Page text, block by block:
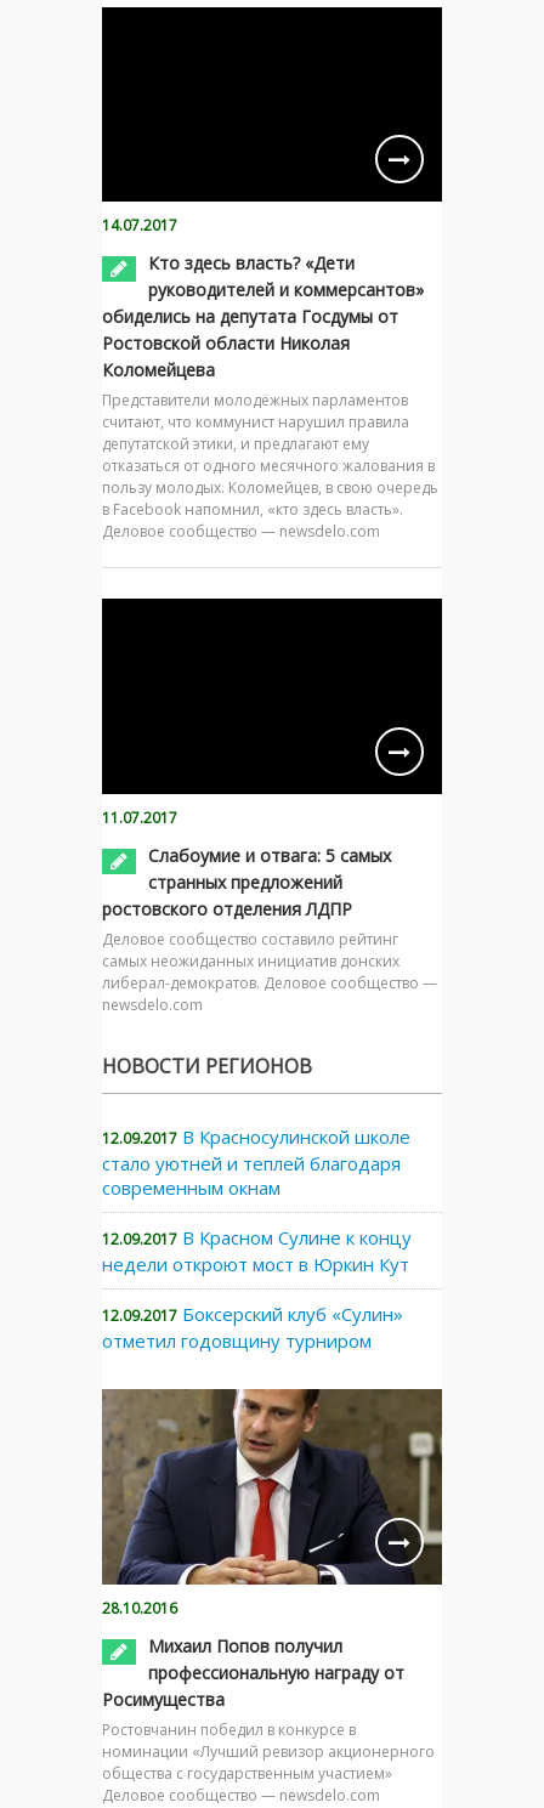
14.07.2017
Кто здесь власть? «Дети
руководителей и коммерсантов»
обиделись на депутата Госдумы от
Ростовской области Николая
Коломейцева
Представители молодёжных парламентов
считают, что коммунист нарушил правила
депутатской этики, и предлагают ему
отказаться от одного месячного жалования в
пользу молодых. Коломейцев, в свою очередь
в Facebook напомнил, «кто здесь власть».
Деловое сообщество — newsdelo.com
11.07.2017
Слабоумие и отвага: 5 самых
странных предложений
ростовского отделения ЛДПР
Деловое сообщество составило рейтинг
самых неожиданных инициатив донских
либерал-демократов. Деловое сообщество —
newsdelo.com
НОВОСТИ РЕГИОНОВ
12.09.2017 В Красносулинской школе
стало уютней и теплей благодаря
современным окнам
12.09.2017 В Красном Сулине к концу
недели откроют мост в Юркин Кут
12.09.2017 Боксерский клуб «Сулин»
отметил годовщину турниром
28.10.2016
Михаил Попов получил
профессиональную награду от
Росимущества
Ростовчанин победил в конкурсе в
номинации «Лучший ревизор акционерного
общества с государственным участием»
Деловое сообщество — newsdelo.com